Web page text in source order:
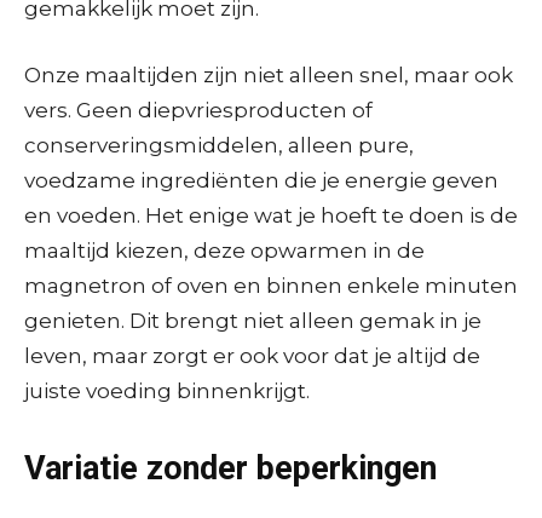
gemakkelijk moet zijn.
Onze maaltijden zijn niet alleen snel, maar ook
vers. Geen diepvriesproducten of
conserveringsmiddelen, alleen pure,
voedzame ingrediënten die je energie geven
en voeden. Het enige wat je hoeft te doen is de
maaltijd kiezen, deze opwarmen in de
magnetron of oven en binnen enkele minuten
genieten. Dit brengt niet alleen gemak in je
leven, maar zorgt er ook voor dat je altijd de
juiste voeding binnenkrijgt.
Variatie zonder beperkingen